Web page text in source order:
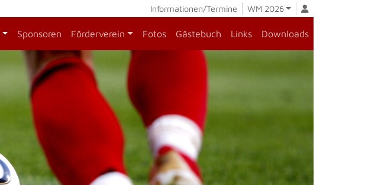
Informationen/Termine WM 2026
Sponsoren Förderverein Fotos Gästebuch Links Downloads